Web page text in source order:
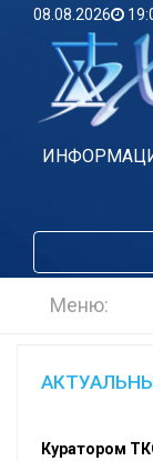
08.08.2026
Меню:
Куратором